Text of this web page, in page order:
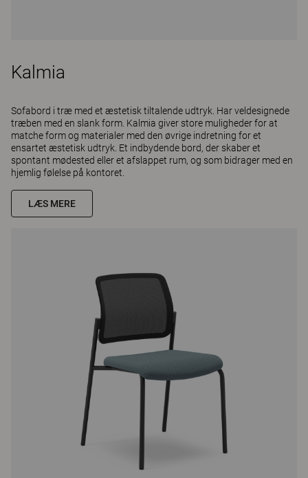
Kalmia
Sofabord i træ med et æstetisk tiltalende udtryk. Har veldesignede
træben med en slank form. Kalmia giver store muligheder for at
matche form og materialer med den øvrige indretning for et
ensartet æstetisk udtryk. Et indbydende bord, der skaber et
spontant mødested eller et afslappet rum, og som bidrager med en
hjemlig følelse på kontoret.
LÆS MERE